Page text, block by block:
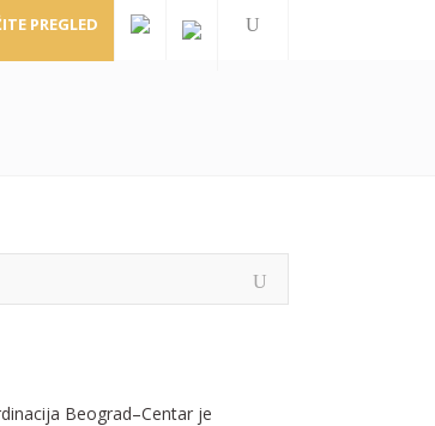
PREGLED
Beograd–Centar je